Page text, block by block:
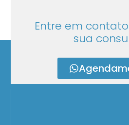
Entre em
sua